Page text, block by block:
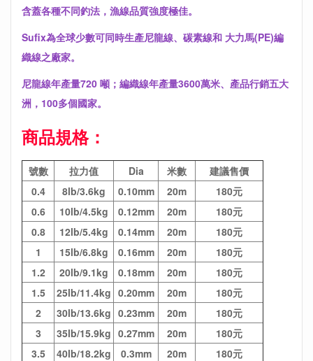
含蓋各種不同釣法，漁線品質強度極佳。
Sufix為全球少數可同時生產尼龍線、碳素線和 大力馬(PE)編
織線之廠家。
尼龍線年產量720 噸；編織線年產量3600萬米、產品行銷五大
洲，100多個國家。
商品規格：
號數 拉力值 Dia 米數
建議售價
0.4
8lb/3.6kg 0.10mm 20m
180元
0.6
10lb/4.5kg 0.12mm 20m
180元
0.8
12lb/5.4kg 0.14mm 20m
180元
1
15lb/6.8kg 0.16mm 20m
180元
1.2
20lb/9.1kg 0.18mm 20m
180元
1.5
25lb/11.4kg 0.20mm 20m
180元
2
30lb/13.6kg 0.23mm 20m
180元
3
35lb/15.9kg 0.27mm 20m
180元
3.5
40lb/18.2kg 0.3mm 20m
180元